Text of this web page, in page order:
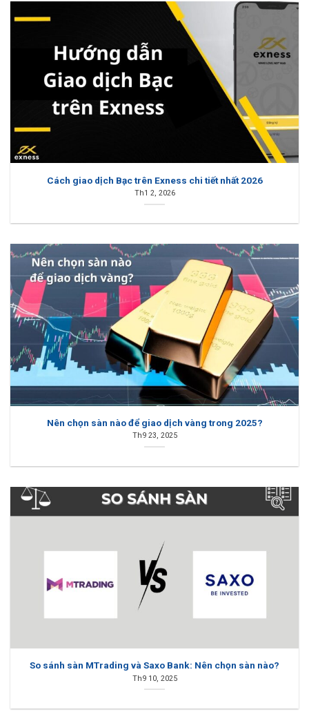
Cách giao dịch Bạc trên Exness chi tiết nhất 2026
Th1 2, 2026
Nên chọn sàn nào để giao dịch vàng trong 2025?
Th9 23, 2025
So sánh sàn MTrading và Saxo Bank: Nên chọn sàn nào?
Th9 10, 2025